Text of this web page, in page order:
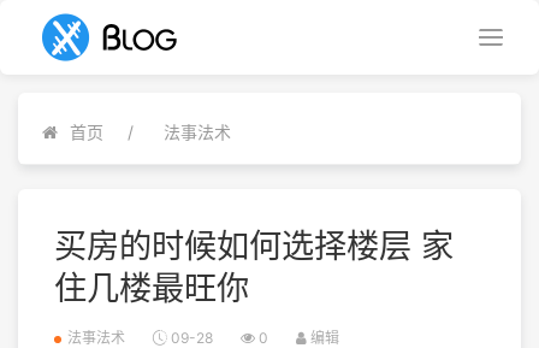
首页 法事法术
买房的时候如何选择楼层 家
住几楼最旺你
法事法术 09-28 0 编辑